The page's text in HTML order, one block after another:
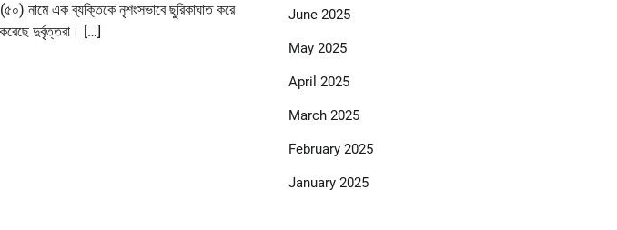
(৫০) নামে এক ব্যক্তিকে নৃশংসভাবে ছুরিকাঘাত করে
দুর্বৃত্তরা। […]
June 2025
May 2025
April 2025
March 2025
February 2025
January 2025